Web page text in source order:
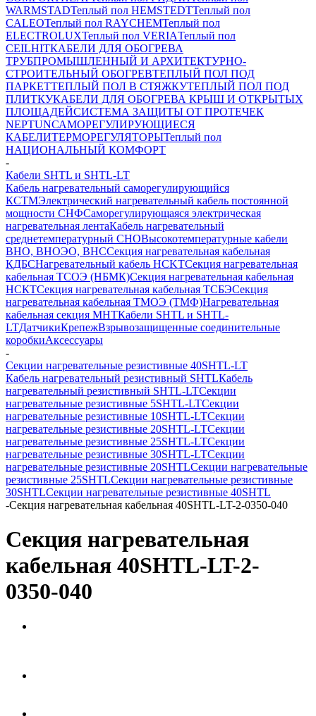
WARMSTADТеплый пол HEMSTEDTТеплый пол
CALEOТеплый пол RAYCHEMТеплый пол
ELECTROLUXТеплый пол VERIAТеплый пол
CEILHITКАБЕЛИ ДЛЯ ОБОГРЕВА
ТРУБПРОМЫШЛЕННЫЙ И АРХИТЕКТУРНО-
СТРОИТЕЛЬНЫЙ ОБОГРЕВТЕПЛЫЙ ПОЛ ПОД
ПАРКЕТТЕПЛЫЙ ПОЛ В СТЯЖКУТЕПЛЫЙ ПОЛ ПОД
ПЛИТКУКАБЕЛИ ДЛЯ ОБОГРЕВА КРЫШ И ОТКРЫТЫХ
ПЛОЩАДЕЙСИСТЕМА ЗАЩИТЫ ОТ ПРОТЕЧЕК
NEPTUNСАМОРЕГУЛИРУЮЩИЕСЯ
КАБЕЛИТЕРМОРЕГУЛЯТОРЫТеплый пол
НАЦИОНАЛЬНЫЙ КОМФОРТ
-
Кабели SHTL и SHTL-LT
Кабель нагревательный саморегулирующийся
КСТМЭлектрический нагревательный кабель постоянной
мощности СНФСаморегулирующаяся электрическая
нагревательная лентаКабель нагревательный
среднетемпературный СНОВысокотемпературные кабели
ВНО, ВНОЭО, ВНССекция нагревательная кабельная
КДБСНагревательный кабель НCKТСекция нагревательная
кабельная ТСОЭ (НБМК)Секция нагревательная кабельная
НСКТСекция нагревательная кабельная ТСБЭСекция
нагревательная кабельная ТМОЭ (ТМФ)Нагревательная
кабельная секция МНТКабели SHTL и SHTL-
LTДатчикиКрепежВзрывозащищенные соединительные
коробкиАксессуары
-
Секции нагревательные резистивные 40SHTL-LT
Кабель нагревательный резистивный SHTLКабель
нагревательный резистивный SHTL-LTСекции
нагревательные резистивные 5SHTL-LTСекции
нагревательные резистивные 10SHTL-LTСекции
нагревательные резистивные 20SHTL-LTСекции
нагревательные резистивные 25SHTL-LTСекции
нагревательные резистивные 30SHTL-LTСекции
нагревательные резистивные 20SHTLСекции нагревательные
резистивные 25SHTLСекции нагревательные резистивные
30SHTLСекции нагревательные резистивные 40SHTL
-Секция нагревательная кабельная 40SHTL-LT-2-0350-040
Секция нагревательная
кабельная 40SHTL-LT-2-
0350-040